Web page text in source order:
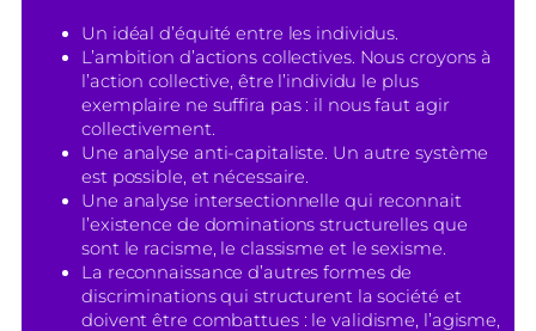
Un idéal d’équité entre les individus.
L’ambition d’actions collectives. Nous croyons à
l’action collective, être l’individu le plus
exemplaire ne suffira pas : il nous faut agir
collectivement.
Une analyse anti-capitaliste. Un autre système
est possible, et nécessaire.
Une analyse intersectionnelle qui reconnait
l’existence de dominations structurelles que
sont le racisme, le classisme et le sexisme.
La reconnaissance d’autres formes de
discriminations qui structurent la société et
doivent être combattues : le validisme, l’agisme,